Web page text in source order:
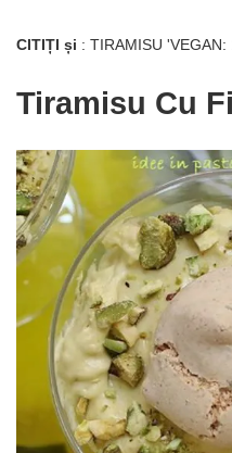
CITIȚI și : TIRAMISU
Tiramisu Cu